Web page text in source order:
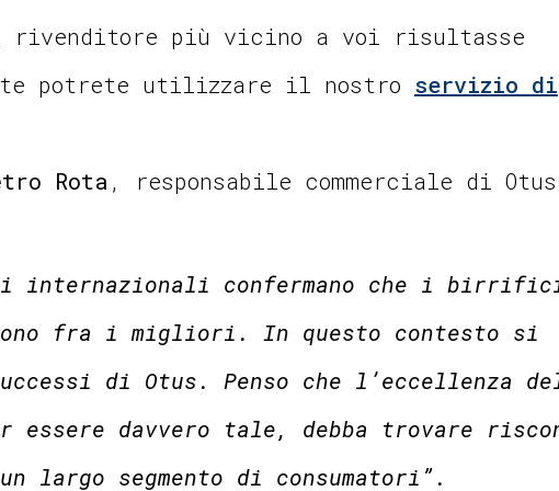
più vicino a voi risultasse
potrete utilizzare il nostro servizio di
Rota , responsabile commerciale di
internazionali confermano che i
fra i migliori. In questo contesto si
di Otus. Penso che l’eccellenza
essere davvero tale, debba trovare
largo segmento di consumatori”.